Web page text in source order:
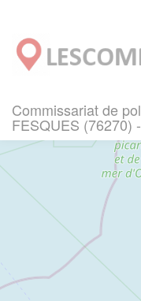
Commissariat de
FESQUES (76270)